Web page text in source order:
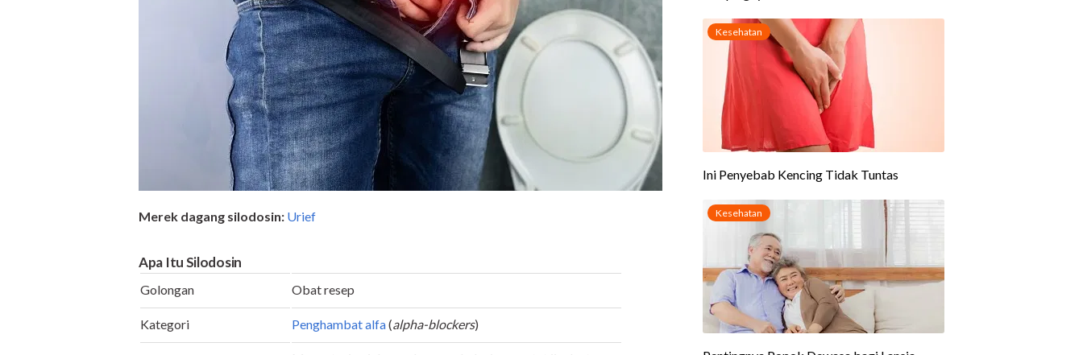
Merek dagang silodosin: Urief
Apa ItuSilodosin
Golongan Obat resep
Kategori Penghambat alfa(alpha-blockers)